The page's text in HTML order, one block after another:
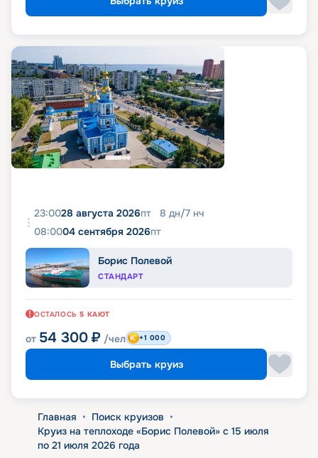
23:0028 августа 2026пт 8 дн/7 нч
08:0004 сентября 2026пт
Борис Полевой
СТАНДАРТ
ОСТАЛОСЬ 5 КАЮТ
от 54 300 ₽ /чел +1 000
Выбрать круиз
Главная • Поиск круизов •
Круиз на теплоходе «Борис Полевой» с 15 июля
по 21 июля 2026 года